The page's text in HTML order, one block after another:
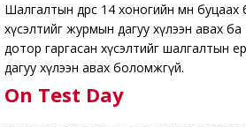
Шалгалтын өдрөөс 14 хоногийн өмнө
хүсэлтийг журмын дагуу хүлээн авах
дотор гаргасан хүсэлтийг шалгалтын
дагуу хүлээн авах боломжгүй.
On Test Day